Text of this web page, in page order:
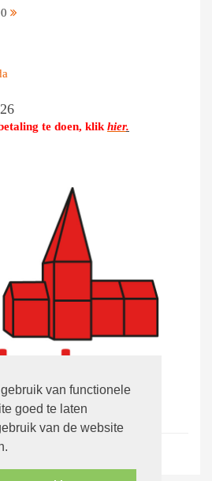
van functionele
goed te laten
van de website
te doen, klik hier.